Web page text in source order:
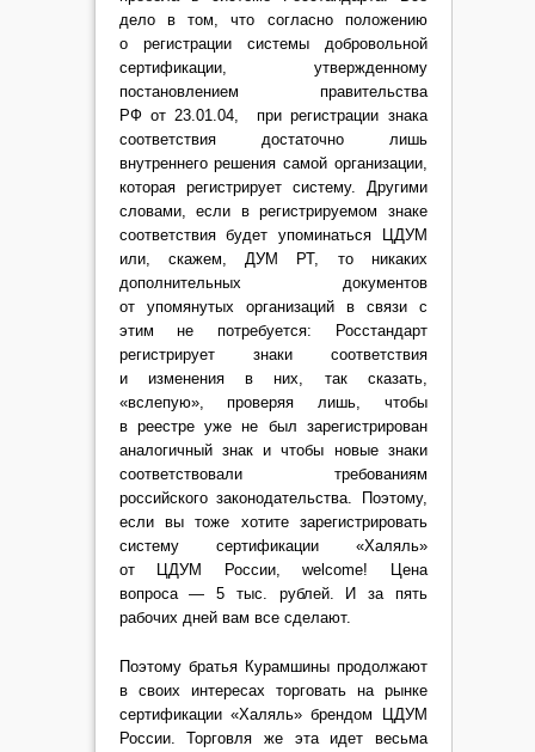
дело в том, что согласно положению
о регистрации системы добровольной
сертификации, утвержденному
постановлением правительства
РФ от 23.01.04, при регистрации знака
соответствия достаточно лишь
внутреннего решения самой организации,
которая регистрирует систему. Другими
словами, если в регистрируемом знаке
соответствия будет упоминаться ЦДУМ
или, скажем, ДУМ РТ, то никаких
дополнительных документов
от упомянутых организаций в связи с
этим не потребуется: Росстандарт
регистрирует знаки соответствия
и изменения в них, так сказать,
«вслепую», проверяя лишь, чтобы
в реестре уже не был зарегистрирован
аналогичный знак и чтобы новые знаки
соответствовали требованиям
российского законодательства. Поэтому,
если вы тоже хотите зарегистрировать
систему сертификации «Халяль»
от ЦДУМ России, welcome! Цена
вопроса — 5 тыс. рублей. И за пять
рабочих дней вам все сделают.
Поэтому братья Курамшины продолжают
в своих интересах торговать на рынке
сертификации «Халяль» брендом ЦДУМ
России. Торговля же эта идет весьма